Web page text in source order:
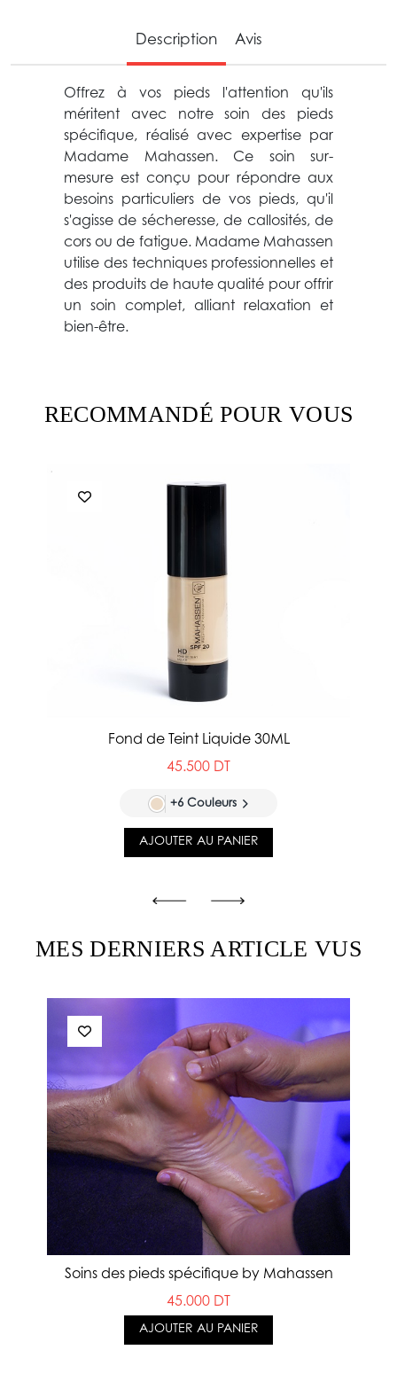
Description Avis
Offrez à vos pieds l'attention qu'ils
méritent avec notre soin des pieds
spécifique, réalisé avec expertise par
Madame Mahassen. Ce soin sur-
mesure est conçu pour répondre aux
besoins particuliers de vos pieds, qu'il
s'agisse de sécheresse, de callosités, de
cors ou de fatigue. Madame Mahassen
utilise des techniques professionnelles et
des produits de haute qualité pour offrir
un soin complet, alliant relaxation et
bien-être.
RECOMMANDÉ POUR VOUS
Fond de Teint Liquide 30ML
45.500 DT
+6 Couleurs
AJOUTER AU PANIER
MES DERNIERS ARTICLE VUS
Soins des pieds spécifique by Mahassen
45.000 DT
AJOUTER AU PANIER